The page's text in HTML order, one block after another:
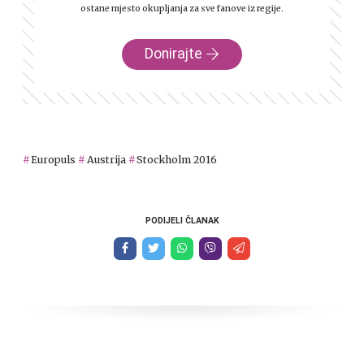
ostane mjesto okupljanja za sve fanove iz regije.
Donirajte
Europuls Austrija Stockholm 2016
PODIJELI ČLANAK